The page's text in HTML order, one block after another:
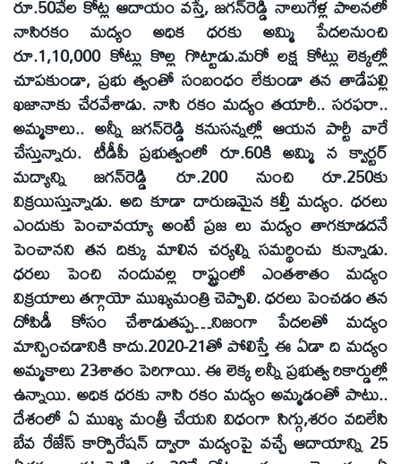
రూ.50వేల కోట్ల ఆదాయం వస్తే, జగన్‌రెడ్డి నాలుగేళ్ల పాలనలో
నాసిరకం మద్యం అధిక ధరకు అమ్మి పేదలనుంచి
రూ.1,10,000 కోట్లు కొల్ల గొట్టాడు.మరో లక్ష కోట్లు లెక్కల్లో
చూపకుండా, ప్రభు త్వంతో సంబంధం లేకుండా తన తాడేపల్లి
ఖజానాకు చేరవేశాడు. నాసి రకం మద్యం తయారీ.. సరఫరా..
అమ్మకాలు.. అన్నీ జగన్‌రెడ్డి కనుసన్నల్లో ఆయన పార్టీ వారే
చేస్తున్నారు. టీడీపీ ప్రభుత్వంలో రూ.60కి అమ్మి న క్వార్టర్‌
మద్యాన్ని జగన్‌రెడ్డి రూ.200 నుంచి రూ.250కు
విక్రయిస్తున్నాడు. అది కూడా దారుణమైన కల్తీ మద్యం. ధరలు
ఎందుకు పెంచావయ్యా అంటే ప్రజ లు మద్యం తాగకూడదనే
పెంచానని తన దిక్కు మాలిన చర్యల్ని సమర్థించు కున్నాడు.
ధరలు పెంచి నందువల్ల రాష్ట్రంలో ఎంతశాతం మద్యం
విక్రయాలు తగ్గాయో ముఖ్యమంత్రి చెప్పాలి. ధరలు పెంచడం తన
దోపిడీ కోసం చేశాడుతప్ప…నిజంగా పేదలతో మద్యం
మాన్పించడానికి కాదు.2020-21తో పోలిస్తే ఈ ఏడా ది మద్యం
అమ్మకాలు 23శాతం పెరిగాయి. ఈ లెక్క లన్నీ ప్రభుత్వ రికార్డుల్లో
ఉన్నాయి. అధిక ధరకు నాసి రకం మద్యం అమ్మడంతో పాటు..
దేశంలో ఏ ముఖ్య మంత్రీ చేయని విధంగా సిగ్గు,శరం వదిలేసి
బేవ రేజేస్‌ కార్పొరేషన్‌ ద్వారా మద్యంపై వచ్చే ఆదాయాన్ని 25